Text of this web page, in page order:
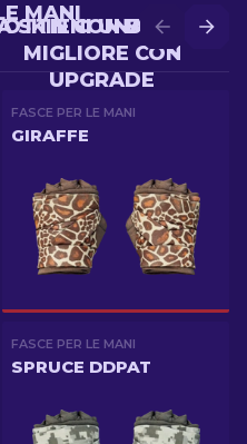
OTTIENI UNA SKIN
MIGLIORE CON
UPGRADE
SKIN CON BATTLE
MANI
FASCE PER LE MANI
GIRAFFE
FASCE PER LE MANI
SPRUCE DDPAT